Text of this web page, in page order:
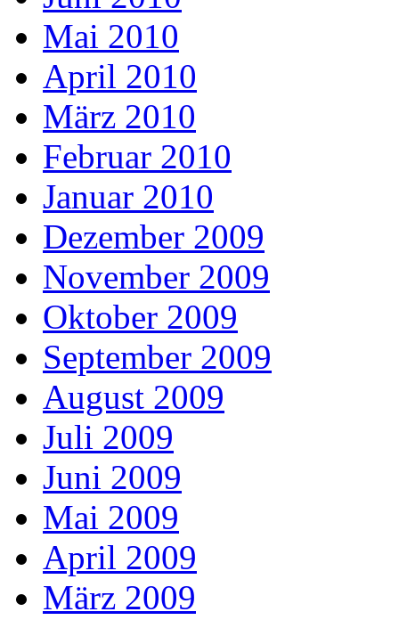
Mai 2010
April 2010
März 2010
Februar 2010
Januar 2010
Dezember 2009
November 2009
Oktober 2009
September 2009
August 2009
Juli 2009
Juni 2009
Mai 2009
April 2009
März 2009